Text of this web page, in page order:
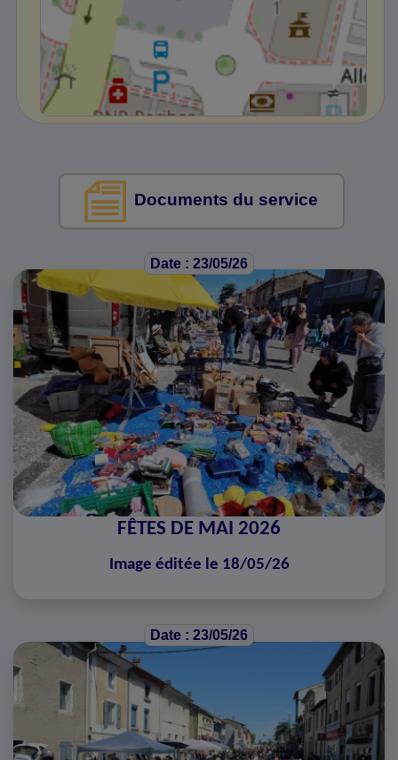
Documents du service
Date : 23/05/26
FÊTES DE MAI 2026
Image éditée le 18/05/26
Date : 23/05/26